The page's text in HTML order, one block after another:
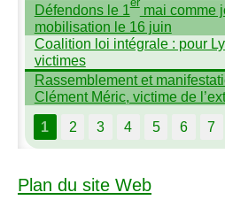
Défendons le 1
mai comme
mobilisation le 16 juin
Coalition loi intégrale : pour
victimes
Rassemblement et
Clément Méric, victime de
1
2 3 4 5 6 7
Plan du site Web